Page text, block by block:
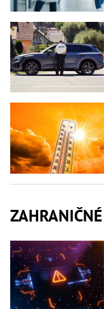
ZAHRANIČNÉ